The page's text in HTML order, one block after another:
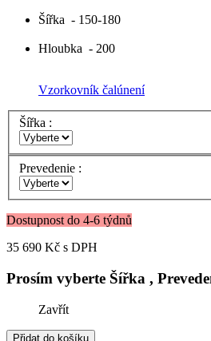
Šířka - 150-180
Hloubka - 200
Vzorkovník čalúnení
Šířka :
Prevedenie :
Dostupnost do 4-6 týdnů
35 690 Kč s DPH
Prosím vyberte Šířka ,
Zavřít